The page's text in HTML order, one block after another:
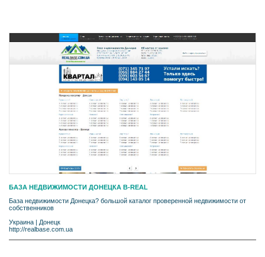
БАЗА НЕДВИЖИМОСТИ ДОНЕЦКА B-REAL
База недвижимости Донецка? большой каталог проверенной недвижимости от
собственников
Украина | Донецк
http://realbase.com.ua